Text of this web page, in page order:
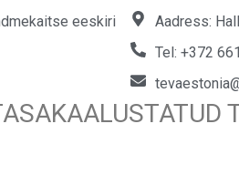
eeskiri
Aadress:
Tel: +372